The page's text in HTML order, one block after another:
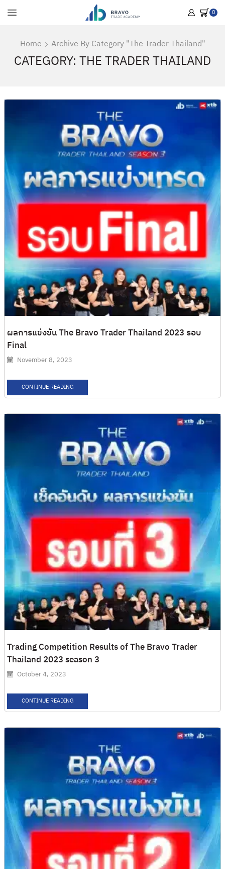
0
Home Archive By Category "The Trader Thailand"
CATEGORY: THE TRADER THAILAND
ผลการแข่งขัน The Bravo Trader Thailand 2023 รอบ
Final
November 8, 2023
CONTINUE READING
Trading Competition Results of The Bravo Trader
Thailand 2023 season 3
October 4, 2023
CONTINUE READING